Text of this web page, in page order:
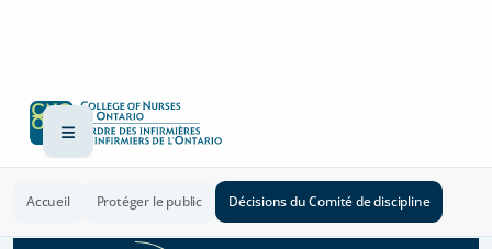
Accueil Protéger le public Décisions du Comité de discipline